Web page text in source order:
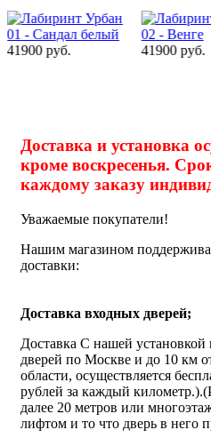
41900 руб. 41900 руб.
Доставка и установка
кроме воскресенья.
каждому заказу
Уважаемые покупатели!
Нашим магазином
доставки:
Доставка входных дверей;
Доставка С нашей
дверей по Москве и до 10 км
области, осуществляется
рублей за каждый
далее 20 метров или
лифтом и то что дверь в него